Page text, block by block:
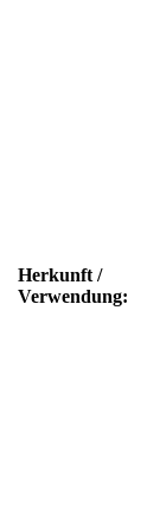
Herkunft /
Verwendung: